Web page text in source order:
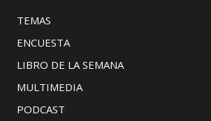
TEMAS
ENCUESTA
LIBRO DE LA SEMANA
MULTIMEDIA
PODCAST